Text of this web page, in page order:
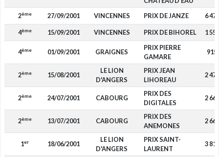
2ème 27/09/2001 VINCENNES PRIX DE JANZE 6 479
4ème 15/09/2001 VINCENNES PRIX DE BIHOREL 1 555
4ème 01/09/2001 GRAIGNES
PRIX PIERRE
GAMARE
915
2ème 15/08/2001
LE LION
D'ANGERS
PRIX JEAN
LIHOREAU
2 477
2ème 24/07/2001 CABOURG
PRIX DES
DIGITALES
2 668
2ème 13/07/2001 CABOURG
PRIX DES
ANEMONES
2 668
1er 18/06/2001
LE LION
D'ANGERS
PRIX SAINT-
LAURENT
3 811